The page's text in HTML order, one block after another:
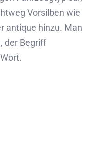
Vorsilben wie
antique hinzu. Man
der Begriff